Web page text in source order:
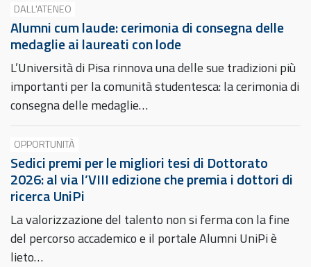
DALL'ATENEO
Alumni cum laude: cerimonia di consegna delle
medaglie ai laureati con lode
L’Università di Pisa rinnova una delle sue tradizioni più
importanti per la comunità studentesca: la cerimonia di
consegna delle medaglie…
OPPORTUNITÀ
Sedici premi per le migliori tesi di Dottorato
2026: al via l’VIII edizione che premia i dottori di
ricerca UniPi
La valorizzazione del talento non si ferma con la fine
del percorso accademico e il portale Alumni UniPi è
lieto…